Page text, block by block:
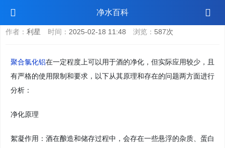
净水百科
聚合氯化铝能净化酒吗
作者： 利星 时间： 2025-02-18 11:48 浏览： 587次
聚合氯化铝在一定程度上可以用于酒的净化，但实际应用较少，且
有严格的使用限制和要求，以下从其原理和存在的问题两方面进行
分析：
净化原理
絮凝作用：酒在酿造和储存过程中，会存在一些悬浮的杂质、蛋白